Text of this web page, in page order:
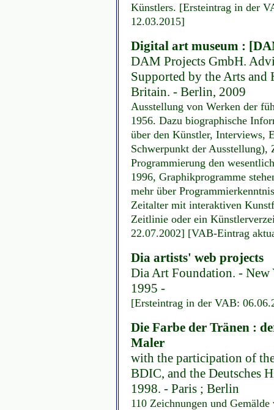
Künstlers. [Ersteintrag in der
12.03.2015]
Digital art museum :
DAM Projects GmbH.
Supported by the Arts and
Britain. - Berlin, 2009
Ausstellung von Werken der
1956. Dazu biographische
über den Künstler, Interviews,
Schwerpunkt der
Programmierung den
1996, Graphikprogramme
mehr über
Zeitalter mit interaktiven
Zeitlinie oder ein
22.07.2002] [VAB-Eintrag
Dia artists' web projects
Dia Art Foundation. - New
1995 -
[Ersteintrag in der VAB:
Die Farbe der Tränen :
Maler
with the participation of
BDIC, and the Deutsches
1998. - Paris ; Berlin
110 Zeichnungen und